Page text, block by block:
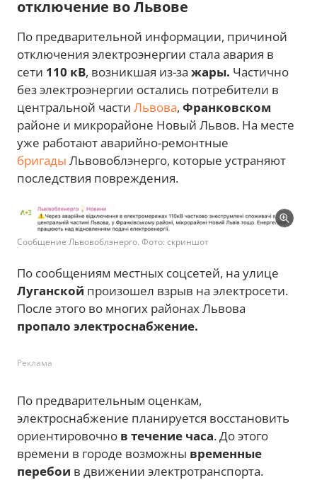
отключение во Львове
По предварительной информации, причиной
отключения электроэнергии стала авария в
сети 110 кВ, возникшая из-за жары. Частично
без электроэнергии остались потребители в
центральной части Львова, Франковском
районе и микрорайоне Новый Львов. На месте
уже работают аварийно-ремонтные
бригады Львовоблэнерго, которые устраняют
последствия повреждения.
Сообщение Львовоблэнерго. Фото: скриншот
По сообщениям местных соцсетей, на улице
Луганской произошел взрыв на электросети.
После этого во многих районах Львова
пропало электроснабжение.
Реклама
По предварительным оценкам,
электроснабжение планируется восстановить
ориентировочно в течение часа. До этого
времени в городе возможны временные
перебои в движении электротранспорта.